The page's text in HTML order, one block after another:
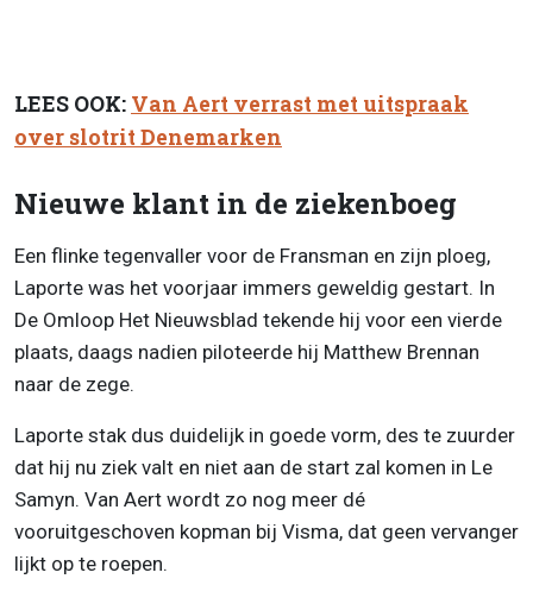
LEES OOK: Van Aert verrast met uitspraak
over slotrit Denemarken
Nieuwe klant in de ziekenboeg
Een flinke tegenvaller voor de Fransman en zijn ploeg,
Laporte was het voorjaar immers geweldig gestart. In
De Omloop Het Nieuwsblad tekende hij voor een vierde
plaats, daags nadien piloteerde hij Matthew Brennan
naar de zege.
Laporte stak dus duidelijk in goede vorm, des te zuurder
dat hij nu ziek valt en niet aan de start zal komen in Le
Samyn. Van Aert wordt zo nog meer dé
vooruitgeschoven kopman bij Visma, dat geen vervanger
lijkt op te roepen.